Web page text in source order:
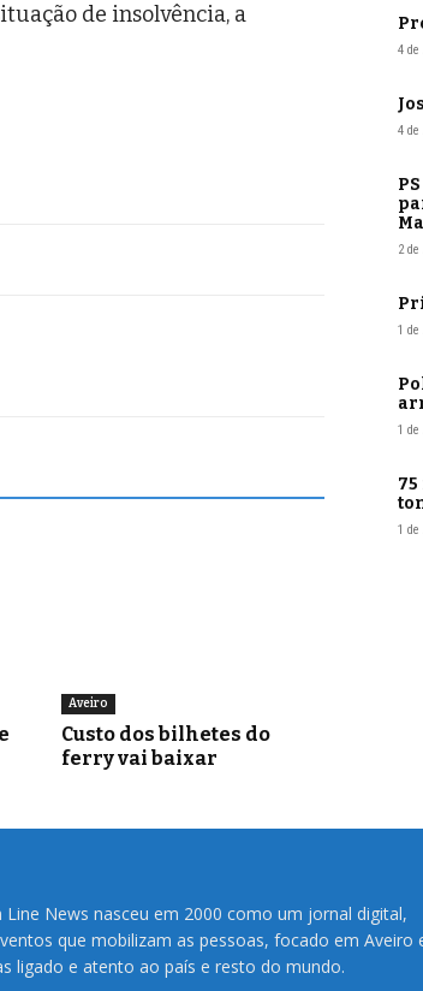
de insolvência, a
Aveiro
Custo dos bilhetes do
ferry vai baixar
4 de
4 de
2
1 de
1 de
1 de
Line News nasceu em 2000 como um jornal digital,
que mobilizam as pessoas, focado em Aveiro
ligado e atento ao país e resto do mundo.